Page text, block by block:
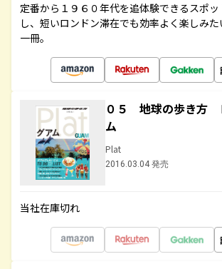
定番から１９６０年代を追体験できるスポ
し、短いロンドン滞在でも効率よく楽しみ
一冊。
０５ 地球の歩き方
ム
Plat
2016.03.04 発売
当社在庫切れ